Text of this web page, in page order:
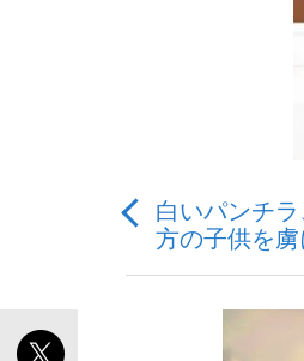
「敗因分析
白いパンチ
方の子供を虜